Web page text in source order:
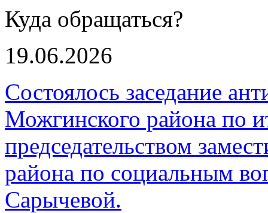
Куда обращаться?
19.06.2026
Состоялось заседание
Можгинского района по
председательством
района по социальным
Сарычевой.